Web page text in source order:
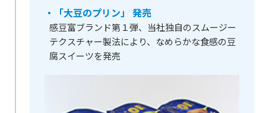
・「大豆のプリン」 発売
感豆富ブランド第１弾、当社独自のスムージー
テクスチャー製法により、なめらかな食感の豆
腐スイーツを発売